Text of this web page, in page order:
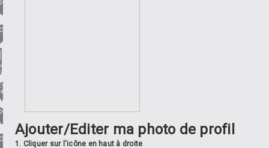
Ajouter/Editer ma photo de profil
1. Cliquer sur l'icône en haut à droite